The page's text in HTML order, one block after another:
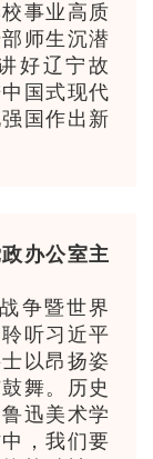
事业高质
师生沉潜
好辽宁故
国式现代
国作出新
办公室主
争暨世界
听习近平
以昂扬姿
舞。历史
迅美术学
，我们要